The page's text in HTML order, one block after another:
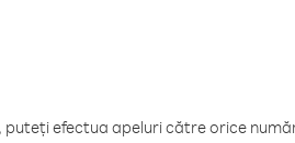
efectua apeluri către orice